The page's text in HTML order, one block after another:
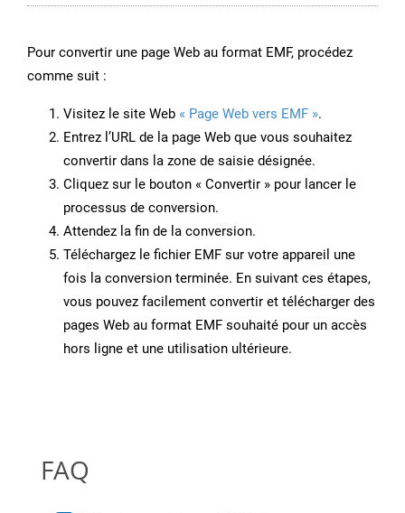
Pour convertir une page Web au format EMF, procédez
comme suit :
Visitez le site Web « Page Web vers EMF ».
Entrez l’URL de la page Web que vous souhaitez
convertir dans la zone de saisie désignée.
Cliquez sur le bouton « Convertir » pour lancer le
processus de conversion.
Attendez la fin de la conversion.
Téléchargez le fichier EMF sur votre appareil une
fois la conversion terminée. En suivant ces étapes,
vous pouvez facilement convertir et télécharger des
pages Web au format EMF souhaité pour un accès
hors ligne et une utilisation ultérieure.
FAQ